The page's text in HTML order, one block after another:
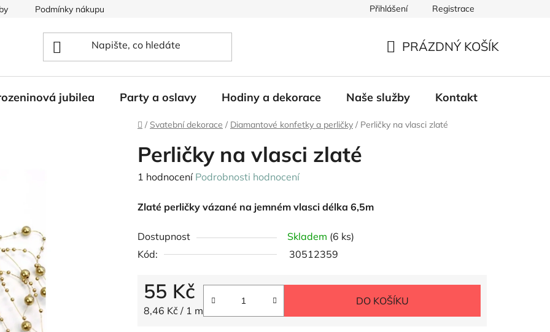
Podmínky nákupu Přihlášení Registrace
KOŠÍK
PRÁZDNÝ KOŠÍK
jubilea Party a oslavy Hodiny a dekorace Naše služby Kontakt
Domů
/ Svatební dekorace / Diamantové konfetky a perličky / Perličky na vlasci zlaté
Perličky na vlasci zlaté
Průměrné
produktu
5,0
z
hvězdiček.
1 hodnocení Podrobnosti hodnocení
Zlaté perličky vázané na jemném vlasci délka 6,5m
Dostupnost Skladem (6 ks)
Kód:
30512359
55 Kč
Měrná cena:
8,46 Kč / 1 m
DO KOŠÍKU